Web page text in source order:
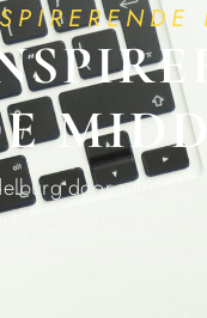
door middel
door de passie en
charme van onze